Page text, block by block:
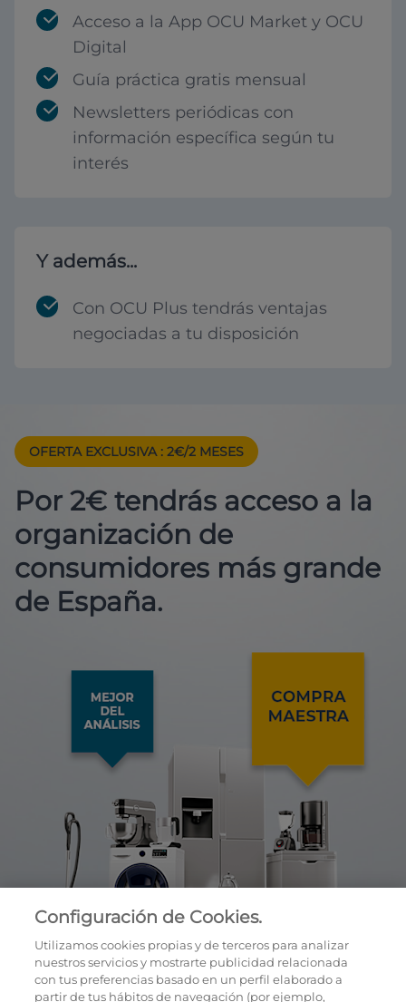
Acceso a la App OCU Market y OCU
Digital
Guía práctica gratis mensual
Newsletters periódicas con
información específica según tu
interés
Y además...
Con OCU Plus tendrás ventajas
negociadas a tu disposición
OFERTA EXCLUSIVA : 2€/2 MESES
Por 2€ tendrás acceso a la
organización de
consumidores más grande
de España.
Configuración de Cookies.
Utilizamos cookies propias y de terceros para analizar
nuestros servicios y mostrarte publicidad relacionada
con tus preferencias basado en un perfil elaborado a
partir de tus hábitos de navegación (por ejemplo,